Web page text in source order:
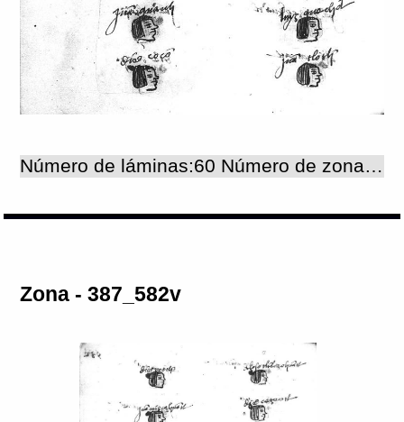
Número de láminas:60 Número de zonas:60
Zona - 387_582v